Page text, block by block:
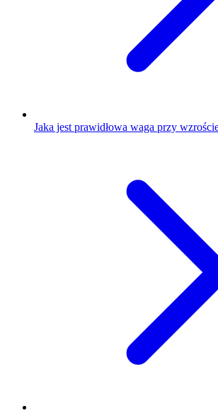
Jaka jest prawidłowa waga przy